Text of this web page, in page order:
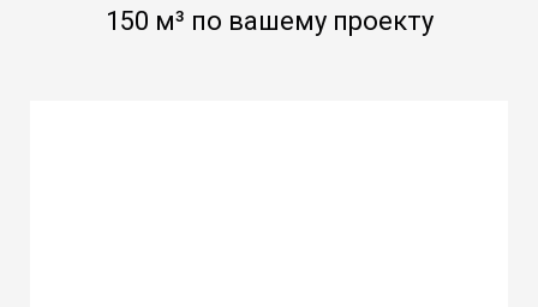
150 м³ по вашему проекту